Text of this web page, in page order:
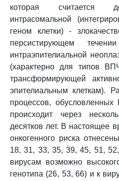
которая считается
интрасомальной
геном клетки) -
персистирующем
интраэпителиальной
(характерно для типов
трансформирующей
эпителиальным клеткам).
процессов,
происходит через
десятков лет. В настоящее
онкогенного риска
18, 31, 33, 35, 39, 45, 51,
вирусам возможно
генотипа (26, 53, 66) и к